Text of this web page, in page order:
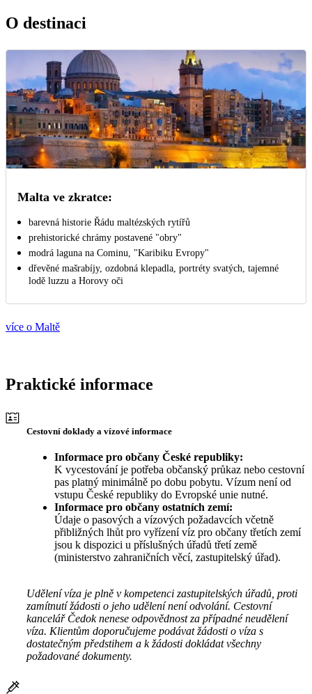
O destinaci
Malta ve zkratce:
barevná historie Řádu maltézských rytířů
prehistorické chrámy postavené "obry"
modrá laguna na Cominu, "Karibiku Evropy"
dřevěné mašrabíjy, ozdobná klepadla, portréty svatých, tajemné
lodě luzzu a Horovy oči
více o Maltě
Praktické informace
Cestovní doklady a vízové informace
Informace pro občany České republiky:
K vycestování je potřeba občanský průkaz nebo cestovní
pas platný minimálně po dobu pobytu. Vízum není od
vstupu České republiky do Evropské unie nutné.
Informace pro občany ostatních zemí:
Údaje o pasových a vízových požadavcích včetně
přibližných lhůt pro vyřízení víz pro občany třetích zemí
jsou k dispozici u příslušných úřadů třetí země
(ministerstvo zahraničních věcí, zastupitelský úřad).
Udělení víza je plně v kompetenci zastupitelských úřadů, proti
zamítnutí žádosti o jeho udělení není odvolání. Cestovní
kancelář Čedok nenese odpovědnost za případné neudělení
víza. Klientům doporučujeme podávat žádosti o víza s
dostatečným předstihem a k žádosti dokládat všechny
požadované dokumenty.